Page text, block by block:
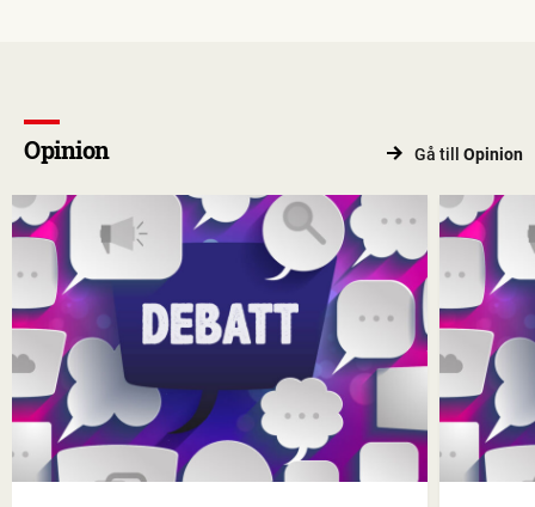
Opinion Gå till Opinion